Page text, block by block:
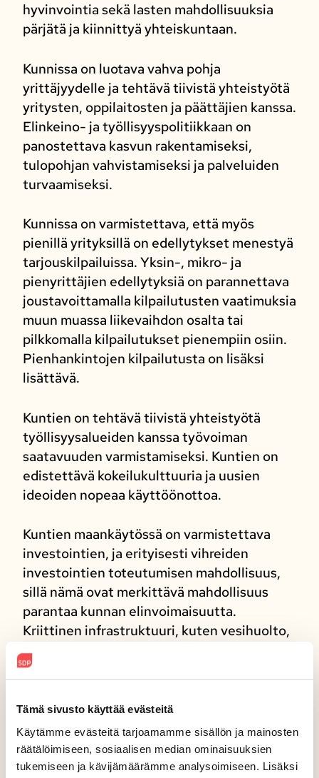
Tämä sivusto käyttää evästeitä
Käytämme evästeitä tarjoamamme sisällön ja mainosten
räätälöimiseen, sosiaalisen median ominaisuuksien
tukemiseen ja kävijämäärämme analysoimiseen. Lisäksi
hyvinvointia sekä lasten mahdollisuuksia
pärjätä ja kiinnittyä yhteiskuntaan.
Kunnissa on luotava vahva pohja
yrittäjyydelle ja tehtävä tiivistä yhteistyötä
yritysten, oppilaitosten ja päättäjien kanssa.
Elinkeino- ja työllisyyspolitiikkaan on
panostettava kasvun rakentamiseksi,
tulopohjan vahvistamiseksi ja palveluiden
turvaamiseksi.
Kunnissa on varmistettava, että myös
pienillä yrityksillä on edellytykset menestyä
tarjouskilpailuissa. Yksin-, mikro- ja
pienyrittäjien edellytyksiä on parannettava
joustavoittamalla kilpailutusten vaatimuksia
muun muassa liikevaihdon osalta tai
pilkkomalla kilpailutukset pienempiin osiin.
Pienhankintojen kilpailutusta on lisäksi
lisättävä.
Kuntien on tehtävä tiivistä yhteistyötä
työllisyysalueiden kanssa työvoiman
saatavuuden varmistamiseksi. Kuntien on
edistettävä kokeilukulttuuria ja uusien
ideoiden nopeaa käyttöönottoa.
Kuntien maankäytössä on varmistettava
investointien, ja erityisesti vihreiden
investointien toteutumisen mahdollisuus,
sillä nämä ovat merkittävä mahdollisuus
parantaa kunnan elinvoimaisuutta.
Kriittinen infrastruktuuri, kuten vesihuolto,
on pidettävä omissa käsissä. Kuntien on
oltava kiertotalouden malliesimerkkejä,
materiaalia omien kiinteistöjensä
ylläpidossa tai kirjastoissa muiden
tavaroiden lainaamoina. Kuntien
hankinnoissa on edistettävä kestävää